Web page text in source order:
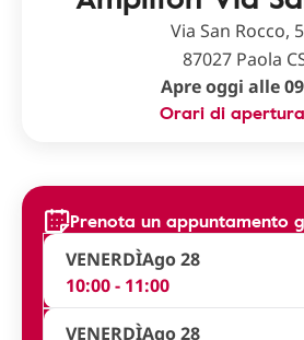
Via San Rocco,
87027 Paola
Apre oggi alle
Orari di apertura
Prenota un appuntamento
VENERDÌAgo 28
10:00 - 11:00
VENERDÌAgo 28